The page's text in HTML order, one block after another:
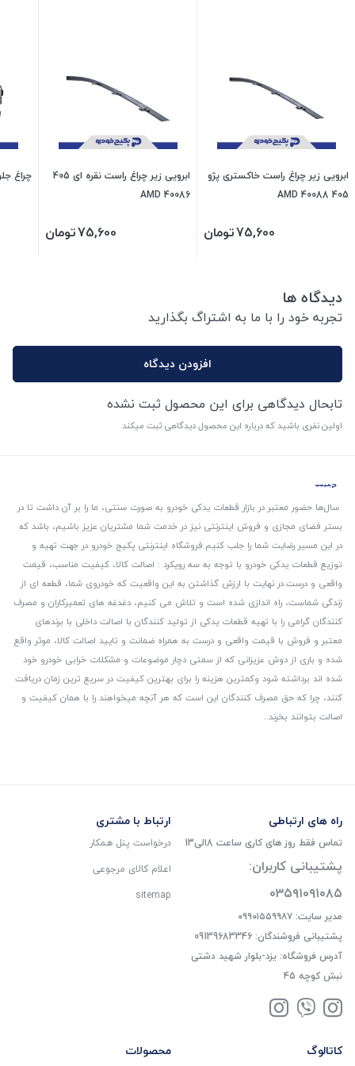
ابرویی زیر چراغ راست خاکستری پژو
405 40088 AMD
75,600تومان
ابرویی زیر چراغ راست نقره ای 405
40086 AMD
75,600تومان
چراغ جلو چپ
دیدگاه ها
تجربه خود را با ما به اشتراگ بگذارید
افزودن دیدگاه
تابحال دیدگاهی برای این محصول ثبت نشده
اولین نفری باشید که درباره این محصول دیدگاهی ثبت میکند
سال‌ها حضور معتبر در بازار قطعات یدکی خودرو به صورت سنتی، ما را بر آن داشت تا در
بستر فضای مجازی و فروش اینترنتی نیز در خدمت شما مشتریان عزیز باشیم، باشد که
در این مسیر رضایت شما را جلب کنیم.فروشگاه اینترنتی پکیج خودرو در جهت تهیه و
توزیع قطعات یدکی خودرو با توجه به سه رویکرد : اصالت کالا، کیفیت مناسب، قیمت
واقعی و درست.در نهایت با ارزش گذاشتن به این واقعیت که خودروی شما، قطعه ای از
زندگی شماست، راه اندازی شده است و تلاش می کنیم، دغدغه های تعمیرکاران و مصرف
کنندگان گرامی را با تهیه قطعات یدکی از تولید کنندگان با اصالت داخلی با برندهای
معتبر و فروش با قیمت واقعی و درست به همراه ضمانت و تایید اصالت کالا، موثر واقع
شده و باری از دوش عزیزانی که از سمتی دچار موضوعات و مشکلات خرابی خودرو خود
شده اند برداشته شود و‌کمترین هزینه را برای بهترین کیفیت در سریع ترین زمان دریافت
کنند، چرا که حق مصرف کنندگان این است که هر آنچه میخواهند را با همان کیفیت و
اصالت بتوانند بخرند..
راه های ارتباطی
تماس فقط روز های کاری ساعت 8الی13
پشتیبانی کاربران:
۰۳۵۹۱۰۹۱۰۸۵
مدیر سایت: ۰۹۹۰۱۵۵۹۹۸۷
پشتیبانی فروشندگان: 09139683346
آدرس فروشگاه: یزد-بلوار شهید دشتی
نبش کوچه 45
ارتباط با مشتری
درخواست پنل همکار
اعلام کالای مرجوعی
sitemap
کاتالوگ محصولات